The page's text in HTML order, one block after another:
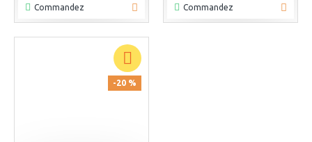
Commandez Commandez
-20 %